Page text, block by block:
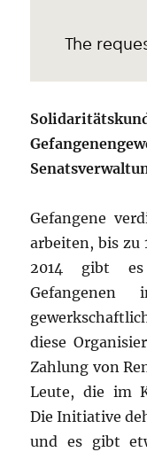
Gefangene
arbeiten, bis zu
2014 gibt
diese
Zahlung von
Leute, die im
Die Initiative
und es gibt